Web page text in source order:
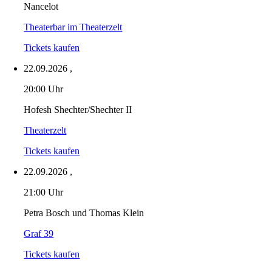
Nancelot
Theaterbar im Theaterzelt
Tickets kaufen
22.09.2026 ,
20:00 Uhr
Hofesh Shechter/Shechter II
Theaterzelt
Tickets kaufen
22.09.2026 ,
21:00 Uhr
Petra Bosch und Thomas Klein
Graf 39
Tickets kaufen